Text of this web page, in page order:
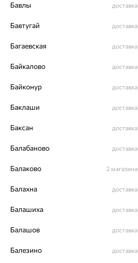
Бавлы доставка
Бавтугай доставка
Багаевская доставка
Байкалово доставка
Байконур доставка
Баклаши доставка
Баксан доставка
Балабаново доставка
Балаково 2 магазина
Балахна доставка
Балашиха доставка
Балашов доставка
Балезино доставка